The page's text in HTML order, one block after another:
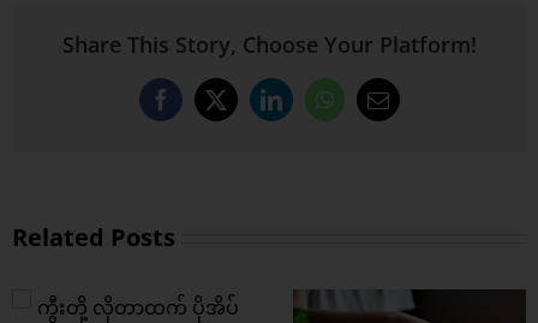
Share This Story, Choose Your Platform!
Facebook
X LinkedInWhatsApp
Email
Related Posts